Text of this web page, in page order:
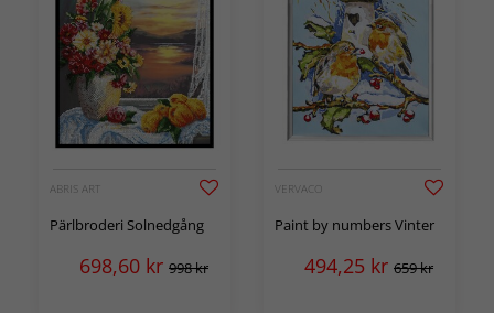
ABRIS ART
Pärlbroderi Solnedgång
698,60 kr 998 kr
VERVACO
Paint by numbers Vinter
494,25 kr 659 kr